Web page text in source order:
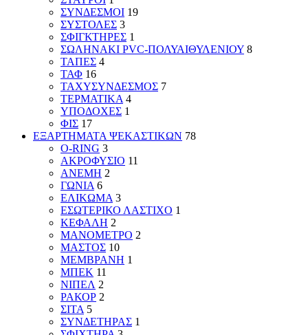
ΣΥΝΔΕΣΜΟΙ 19
ΣΥΣΤΟΛΕΣ 3
ΣΦΙΓΚΤΗΡΕΣ 1
ΣΩΛΗΝΑΚΙ PVC-ΠΟΛΥΑΙΘΥΛΕΝΙΟΥ 8
ΤΑΠΕΣ 4
ΤΑΦ 16
ΤΑΧΥΣΥΝΔΕΣΜΟΣ 7
ΤΕΡΜΑΤΙΚΑ 4
ΥΠΟΔΟΧΕΣ 1
ΦΙΣ 17
ΕΞΑΡΤΗΜΑΤΑ ΨΕΚΑΣΤΙΚΩΝ 78
O-RING 3
ΑΚΡΟΦΥΣΙΟ 11
ΑΝΕΜΗ 2
ΓΩΝΙΑ 6
ΕΛΙΚΩΜΑ 3
ΕΣΩΤΕΡΙΚΟ ΛΑΣΤΙΧΟ 1
ΚΕΦΑΛΗ 2
ΜΑΝΟΜΕΤΡΟ 2
ΜΑΣΤΟΣ 10
ΜΕΜΒΡΑΝΗ 1
ΜΠΕΚ 11
ΝΙΠΕΛ 2
ΡΑΚΟΡ 2
ΣΙΤΑ 5
ΣΥΝΔΕΤΗΡΑΣ 1